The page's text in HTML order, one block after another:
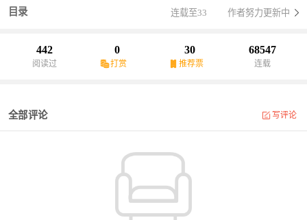
界。游戏内的NPC都具有高智能化，具有跟人类相同的感知和能力，
再进入游戏后，游戏内各场景和任务触发机制都与各玩家的语言、
目录 连载至33 作者努力更新中
442
阅读过
0
打赏
30
推荐票
68547
连载
全部评论 写评论